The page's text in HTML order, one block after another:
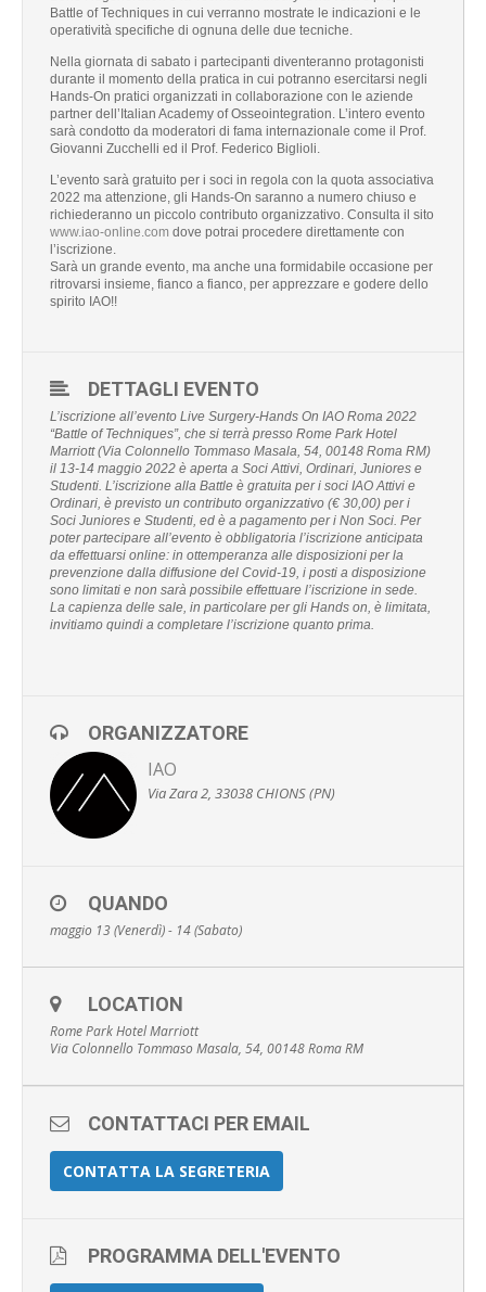
Battle of Techniques in cui verranno mostrate le indicazioni e le
operatività specifiche di ognuna delle due tecniche.
Nella giornata di sabato i partecipanti diventeranno protagonisti
durante il momento della pratica in cui potranno esercitarsi negli
Hands-On pratici organizzati in collaborazione con le aziende
partner dell’Italian Academy of Osseointegration. L’intero evento
sarà condotto da moderatori di fama internazionale come il Prof.
Giovanni Zucchelli ed il Prof. Federico Biglioli.
L’evento sarà gratuito per i soci in regola con la quota associativa
2022 ma attenzione, gli Hands-On saranno a numero chiuso e
richiederanno un piccolo contributo organizzativo. Consulta il sito
www.iao-online.com dove potrai procedere direttamente con
l’iscrizione.
Sarà un grande evento, ma anche una formidabile occasione per
ritrovarsi insieme, fianco a fianco, per apprezzare e godere dello
spirito IAO!!
DETTAGLI EVENTO
L’iscrizione all’evento Live Surgery-Hands On IAO Roma 2022
“Battle of Techniques”, che si terrà presso Rome Park Hotel
Marriott (Via Colonnello Tommaso Masala, 54, 00148 Roma RM)
il 13-14 maggio 2022 è aperta a Soci Attivi, Ordinari, Juniores e
Studenti. L’iscrizione alla Battle è gratuita per i soci IAO Attivi e
Ordinari, è previsto un contributo organizzativo (€ 30,00) per i
Soci Juniores e Studenti, ed è a pagamento per i Non Soci. Per
poter partecipare all’evento è obbligatoria l’iscrizione anticipata
da effettuarsi online: in ottemperanza alle disposizioni per la
prevenzione dalla diffusione del Covid-19, i posti a disposizione
sono limitati e non sarà possibile effettuare l’iscrizione in sede.
La capienza delle sale, in particolare per gli Hands on, è limitata,
invitiamo quindi a completare l’iscrizione quanto prima.
ORGANIZZATORE
IAO
Via Zara 2, 33038 CHIONS (PN)
QUANDO
maggio 13 (Venerdì) - 14 (Sabato)
LOCATION
Rome Park Hotel Marriott
Via Colonnello Tommaso Masala, 54, 00148 Roma RM
CONTATTACI PER EMAIL
CONTATTA LA SEGRETERIA
PROGRAMMA DELL'EVENTO